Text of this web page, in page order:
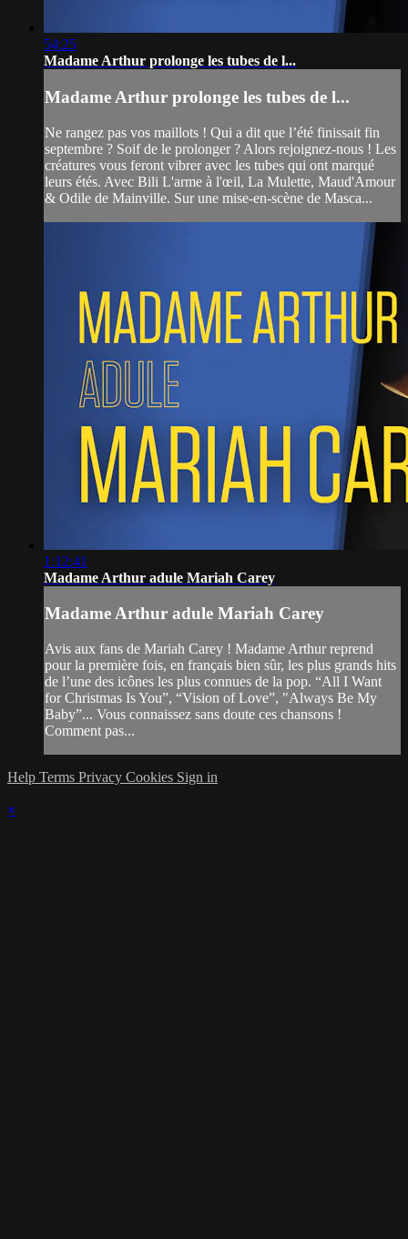
54:25
Madame Arthur prolonge les tubes de l...
Madame Arthur prolonge les tubes de l...
Ne rangez pas vos maillots ! Qui a dit que l’été finissait fin
septembre ? Soif de le prolonger ? Alors rejoignez-nous ! Les
créatures vous feront vibrer avec les tubes qui ont marqué
leurs étés. Avec Bili L'arme à l'œil, La Mulette, Maud'Amour
& Odile de Mainville. Sur une mise-en-scène de Masca...
1:12:41
Madame Arthur adule Mariah Carey
Madame Arthur adule Mariah Carey
Avis aux fans de Mariah Carey ! Madame Arthur reprend
pour la première fois, en français bien sûr, les plus grands hits
de l’une des icônes les plus connues de la pop. “All I Want
for Christmas Is You”, “Vision of Love”, "Always Be My
Baby”... Vous connaissez sans doute ces chansons !
Comment pas...
Help Terms Privacy Cookies Sign in
×